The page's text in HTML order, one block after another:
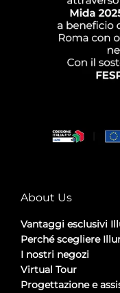
About Us
Vantaggi esclusivi
Perché scegliere
I nostri negozi
Virtual Tour
Progettazione e